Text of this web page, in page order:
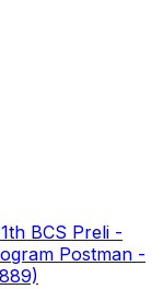
BCS Preli -
Postman -